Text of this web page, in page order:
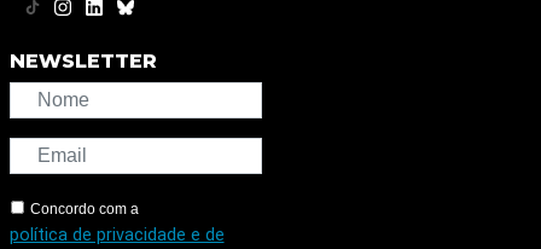
NEWSLETTER
Concordo com a
política de privacidade e de